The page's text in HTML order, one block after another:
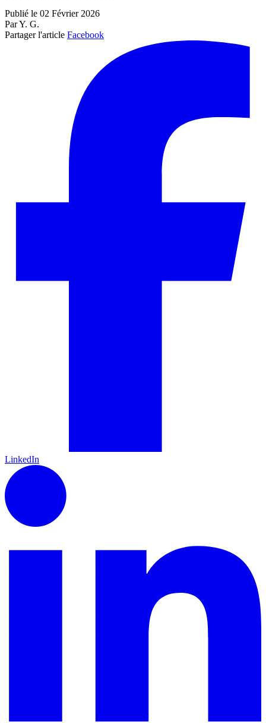
Publié le 02 Février 2026
Par Y. G.
Partager l'article Facebook
LinkedIn